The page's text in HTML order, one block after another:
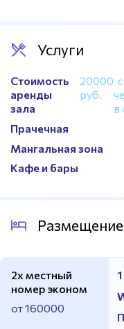
Услуги
Стоимость
аренды
зала
20000
руб.
с
в
Прачечная
Мангальная зона
Кафе и бары
Размещение
2х местный
номер эконом
от 160000